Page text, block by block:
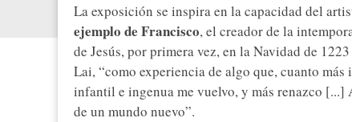
La exposición se inspira en la capacidad del
ejemplo de Francisco, el creador de la
de Jesús, por primera vez, en la Navidad de
Lai, “como experiencia de algo que, cuanto
infantil e ingenua me vuelvo, y más renazco [...]
de un mundo nuevo”.